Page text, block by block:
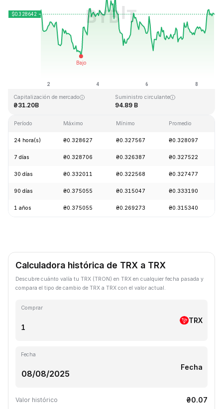
Última actualización: 2026-08-08, 16:29 GMT+0
₴0.001804
Capitalización de mercado
₴31.20B
Suministro circulante
94.89 B
Período Máximo Mínimo Promedio
24 hora(s) ₴0.328627 ₴0.327567 ₴0.328097
7 días ₴0.328706 ₴0.326387 ₴0.327522
30 días ₴0.332011 ₴0.322568 ₴0.327477
90 días ₴0.375055 ₴0.315047 ₴0.333190
1 años ₴0.375055 ₴0.269273 ₴0.315340
Calculadora histórica de TRX a TRX
Descubre cuánto valía tu TRX (TRON) en TRX en cualquier fecha pasada y
compara el tipo de cambio de TRX a TRX con el valor actual.
Comprar
TRX
Fecha
Fecha
Valor histórico ₴0.07